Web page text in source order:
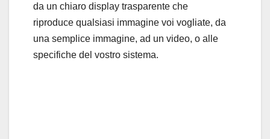
da un chiaro display trasparente che
riproduce qualsiasi immagine voi vogliate, da
una semplice immagine, ad un video, o alle
specifiche del vostro sistema.